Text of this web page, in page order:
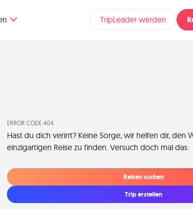
TripLeader werden
ERROR CODE 404
Hast du dich verirrt? Keine Sorge, wir helfen dir, den
einzigartigen Reise zu finden. Versuch doch mal das:
Reisen suchen
Trip erstellen